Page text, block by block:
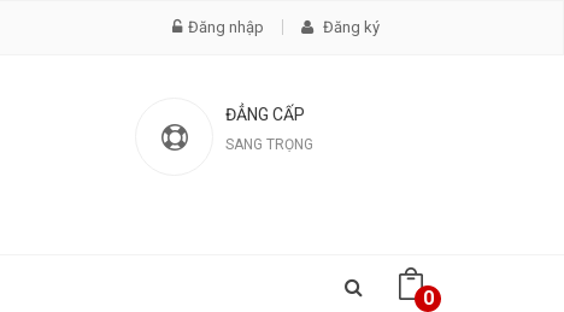
Đăng nhập Đăng ký
ĐẲNG CẤP
SANG TRỌNG
0